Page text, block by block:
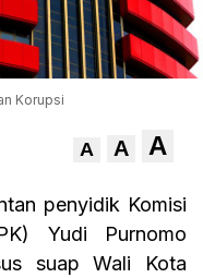
Korupsi
A A A
penyidik Komisi
Yudi Purnomo
suap Wali Kota